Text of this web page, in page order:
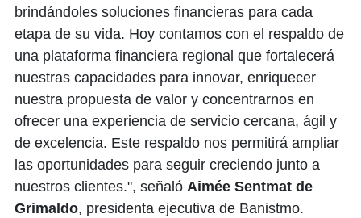
brindándoles soluciones financieras para cada
etapa de su vida. Hoy contamos con el respaldo de
una plataforma financiera regional que fortalecerá
nuestras capacidades para innovar, enriquecer
nuestra propuesta de valor y concentrarnos en
ofrecer una experiencia de servicio cercana, ágil y
de excelencia. Este respaldo nos permitirá ampliar
las oportunidades para seguir creciendo junto a
nuestros clientes.", señaló Aimée Sentmat de
Grimaldo, presidenta ejecutiva de Banistmo.